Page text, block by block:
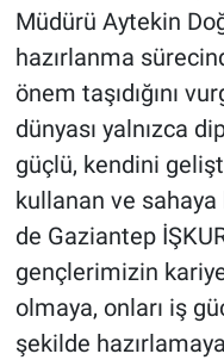
Müdürü Aytekin
hazırlanma
önem taşıdığını
dünyası yalnızca
güçlü, kendini
kullanan ve sahaya
de Gaziantep
gençlerimizin
olmaya, onları iş
şekilde